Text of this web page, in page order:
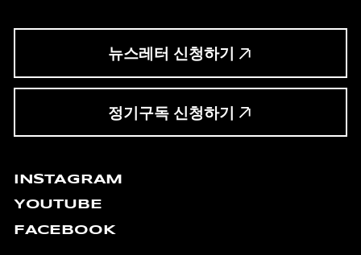
뉴스레터 신청하기
정기구독 신청하기
INSTAGRAM
YOUTUBE
FACEBOOK